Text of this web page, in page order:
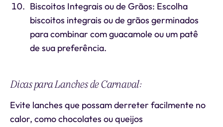
Biscoitos Integrais ou de Grãos: Escolha
biscoitos integrais ou de grãos germinados
para combinar com guacamole ou um patê
de sua preferência.
Dicas para Lanches de Carnaval:
Evite lanches que possam derreter facilmente no
calor, como chocolates ou queijos